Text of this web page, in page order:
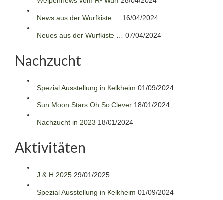
News aus der Wurfkiste … 16/04/2024
Neues aus der Wurfkiste … 07/04/2024
Nachzucht
Spezial Ausstellung in Kelkheim 01/09/2024
Sun Moon Stars Oh So Clever 18/01/2024
Nachzucht in 2023 18/01/2024
Aktivitäten
J & H 2025 29/01/2025
Spezial Ausstellung in Kelkheim 01/09/2024